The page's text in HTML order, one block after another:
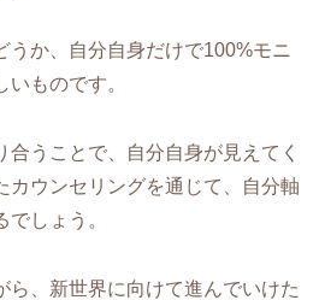
うか、自分自身だけで100%モニ
ものです。
合うことで、自分自身が見えてく
カウンセリングを通じて、自分軸
しょう。
ら、新世界に向けて進んでいけた